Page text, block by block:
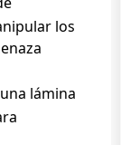
los
lámina